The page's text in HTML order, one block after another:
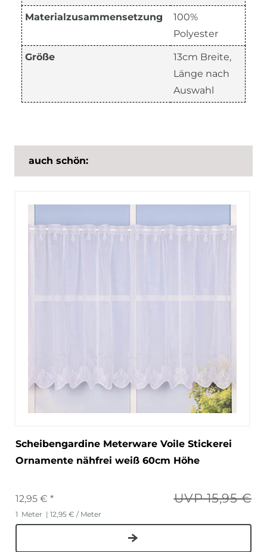
Materialzusammensetzung
100%
Polyester
Größe
13cm Breite,
Länge nach
Auswahl
auch schön:
Scheibengardine Meterware Voile Stickerei
Ornamente nähfrei weiß 60cm Höhe
UVP 15,95 €
12,95 € *
1 Meter | 12,95 € / Meter